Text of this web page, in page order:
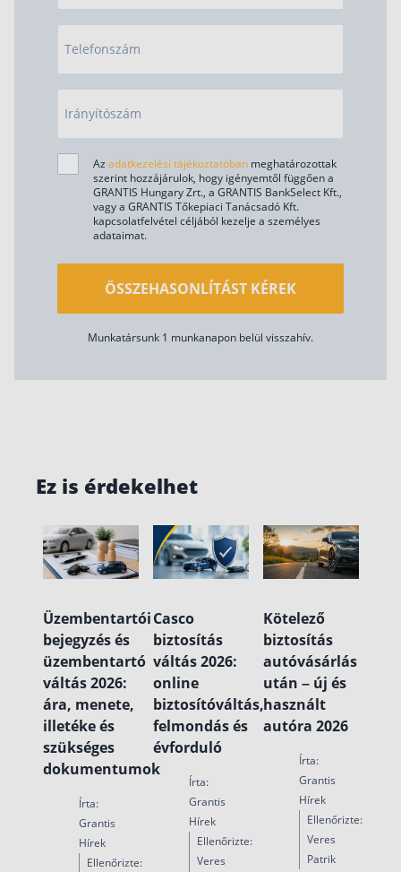
Telefonszám
Irányítószám
Az adatkezelési tájékoztatóban meghatározottak
szerint hozzájárulok, hogy igényemtől függően a
GRANTIS Hungary Zrt., a GRANTIS BankSelect Kft.,
vagy a GRANTIS Tőkepiaci Tanácsadó Kft.
kapcsolatfelvétel céljából kezelje a személyes
adataimat.
ÖSSZEHASONLÍTÁST KÉREK
Munkatársunk 1 munkanapon belül visszahív.
Ez is érdekelhet
Üzembentartói
bejegyzés és
üzembentartó
váltás 2026:
ára, menete,
illetéke és
szükséges
dokumentumok
Írta:
Grantis
Hírek
Ellenőrizte:
Casco
biztosítás
váltás 2026:
online
biztosítóváltás,
felmondás és
évforduló
Írta:
Grantis
Hírek
Ellenőrizte:
Veres
Kötelező
biztosítás
autóvásárlás
után – új és
használt
autóra 2026
Írta:
Grantis
Hírek
Ellenőrizte:
Veres
Patrik